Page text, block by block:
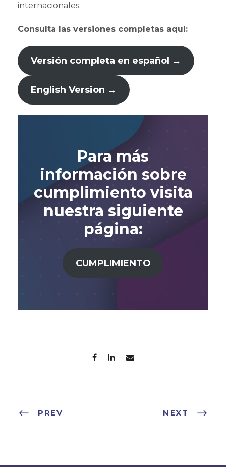
internacionales.
Consulta las versiones completas aquí:
Versión completa en español →
English Version →
Para más
información sobre
cumplimiento visita
nuestra siguiente
página:
CUMPLIMIENTO
PREV NEXT